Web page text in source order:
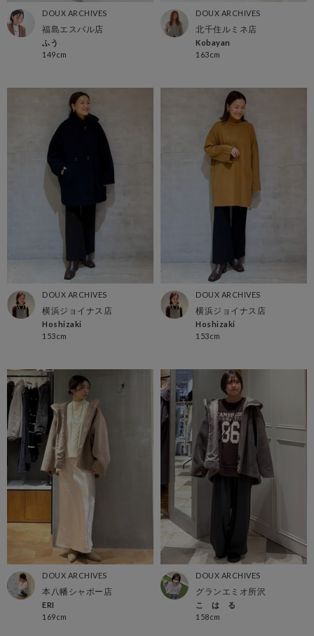
DOUX ARCHIVES
福島エスパル店
ふう
149cm
DOUX ARCHIVES
北千住ルミネ店
Kobayan
163cm
DOUX ARCHIVES
横浜ジョイナス店
Hoshizaki
153cm
DOUX ARCHIVES
横浜ジョイナス店
Hoshizaki
153cm
DOUX ARCHIVES
本八幡シャポー店
ERI
169cm
DOUX ARCHIVES
グランエミオ所沢
こ は る
158cm